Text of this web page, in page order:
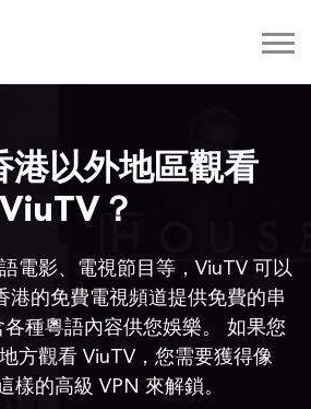
港以外地區觀看
ViuTV？
電影、電視節目等，ViuTV 可以
港的免費電視頻道提供免費的串
種粵語內容供您娛樂。 如果您
方觀看 ViuTV，您需要獲得像
樣的高級 VPN 來解鎖。